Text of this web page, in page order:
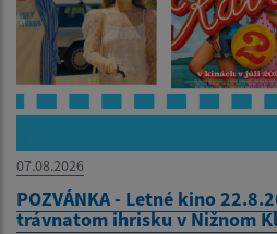
07.08.2026
POZVÁNKA - Letné kino
trávnatom ihrisku v Nižnom